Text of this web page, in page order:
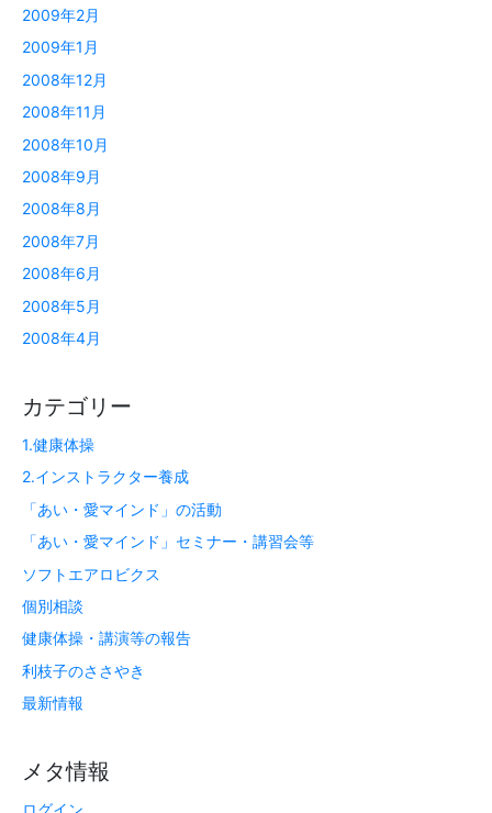
2009年2月
2009年1月
2008年12月
2008年11月
2008年10月
2008年9月
2008年8月
2008年7月
2008年6月
2008年5月
2008年4月
カテゴリー
1.健康体操
2.インストラクター養成
「あい・愛マインド」の活動
「あい・愛マインド」セミナー・講習会等
ソフトエアロビクス
個別相談
健康体操・講演等の報告
利枝子のささやき
最新情報
メタ情報
ログイン